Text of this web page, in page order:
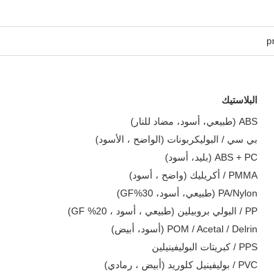
البلاستيك
ABS (طبيعي، أسود، مضاد للنار)
بي سي / البوليكربونات (الواضح ، الأسود)
ABS + PC (بليد، أسود)
PMMA / أكريليك (واضح ، أسود)
PA/Nylon (طبيعي، أسود، 30%GF)
PP / البولي بروبيلين (طبيعي ، أسود ، 20% GF)
POM / Acetal / Delrin (أسود، أبيض)
PPS / كبريتات البوليفينيلين
PVC / بوليفينيل كلوريد (أبيض ، رمادي)